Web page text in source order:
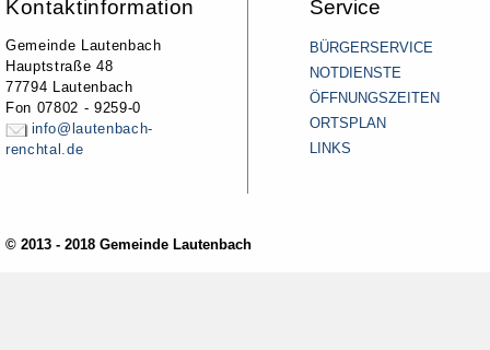
Kontaktinformation
Gemeinde Lautenbach
Hauptstraße 48
77794 Lautenbach
Fon 07802 - 9259-0
info@lautenbach-
renchtal.de
Service
BÜRGERSERVICE
NOTDIENSTE
ÖFFNUNGSZEITEN
ORTSPLAN
LINKS
© 2013 - 2018 Gemeinde Lautenbach